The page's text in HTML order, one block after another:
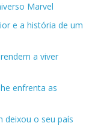
Marvel
e a história de um
a viver
enfrenta as
deixou o seu país